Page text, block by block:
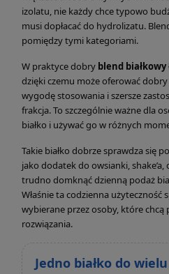
izolatu, nie każdy chce typowo
musi dopłacać do hydrolizatu.
pomiędzy tymi kategoriami.
W praktyce dobry blend białkowy
dzięki czemu może oferować dobry
wygodę stosowania i szersze
frakcja. To szczególnie ważne dla
białko i używać go w różnych
Takie białko dobrze sprawdza się
jako dodatek do owsianki,
trudno domknąć dzienną podaż
Właśnie ta codzienna użyteczność
wybierane przez osoby, które
rozwiązania.
Jedno białko do